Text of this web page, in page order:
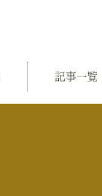
記事一覧